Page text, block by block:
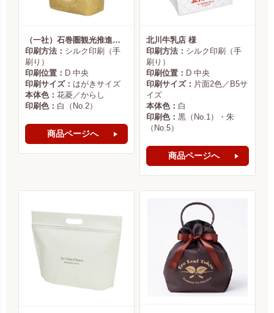
（一社）石巻圏観光推進機構様
印刷方法： シルク印刷（手
刷り）
印刷位置： D 中央
印刷サイズ： はがきサイズ
本体色： 花菱／からし
印刷色： 白（No.2）
商品ページへ
北川牛乳店 様
印刷方法： シルク印刷（手
刷り）
印刷位置： D 中央
印刷サイズ： 片面2色／B5サ
イズ
本体色： 白
印刷色： 黒（No.1）・朱
（No.5）
商品ページへ